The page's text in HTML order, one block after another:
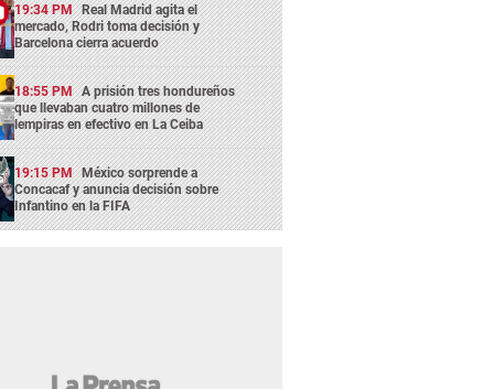
19:34 PM Real Madrid agita el
mercado, Rodri toma decisión y
Barcelona cierra acuerdo
18:55 PM A prisión tres hondureños
que llevaban cuatro millones de
lempiras en efectivo en La Ceiba
19:15 PM México sorprende a
Concacaf y anuncia decisión sobre
Infantino en la FIFA